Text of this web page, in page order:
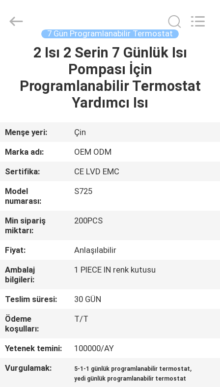
ÜRÜNLER
GÖSTERISI
FABRIKA
KALITE
KONTROL
ULAŞIN
BIR
TEKLIF
ISTEĞI
Limited.
7 Gün Programlanabilir Termostat
2 Isı 2 Serin 7 Günlük Isı
Pompası İçin
Programlanabilir Termostat
Yardımcı Isı
Menşe yeri:
Çin
Marka adı:
OEM ODM
Sertifika:
CE LVD EMC
Model
numarası:
S725
Min sipariş
miktarı:
200PCS
Fiyat:
Anlaşılabilir
Ambalaj
bilgileri:
1 PIECE IN renk kutusu
Teslim süresi:
30 GÜN
Ödeme
koşulları:
T/T
Yetenek temini:
100000/AY
Vurgulamak:
5-1-1 günlük programlanabilir termostat,
yedi günlük programlanabilir termostat